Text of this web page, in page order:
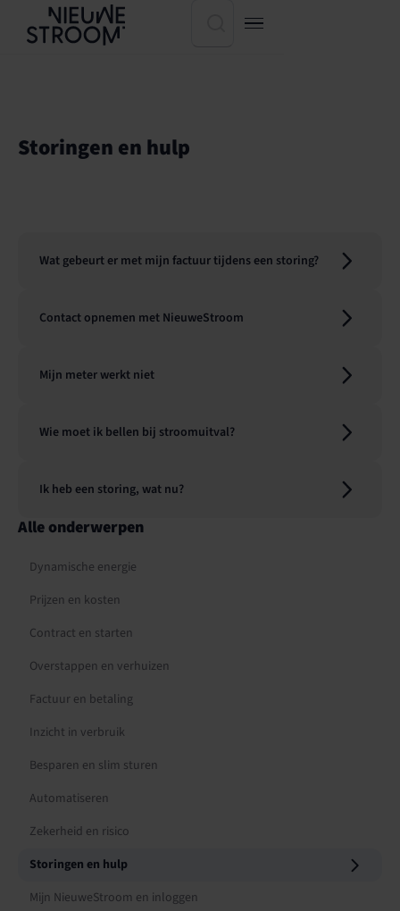
Storingen en hulp
Alle onderwerpen
Dynamische energie
Prijzen en kosten
Contract en starten
Overstappen en verhuizen
Factuur en betaling
Inzicht in verbruik
Besparen en slim sturen
Automatiseren
Zekerheid en risico
Storingen en hulp
Mijn NieuweStroom en inloggen
Wat gebeurt er met mijn factuur tijdens een storing?
Contact opnemen met NieuweStroom
Mijn meter werkt niet
Wie moet ik bellen bij stroomuitval?
Ik heb een storing, wat nu?